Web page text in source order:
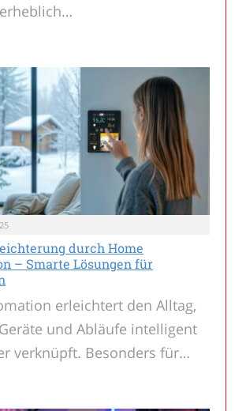
durch Home
– Smarte Lösungen für
erleichtert den Alltag,
und Abläufe intelligent
verknüpft. Besonders für…